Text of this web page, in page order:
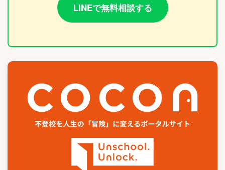
LINEで無料相談する